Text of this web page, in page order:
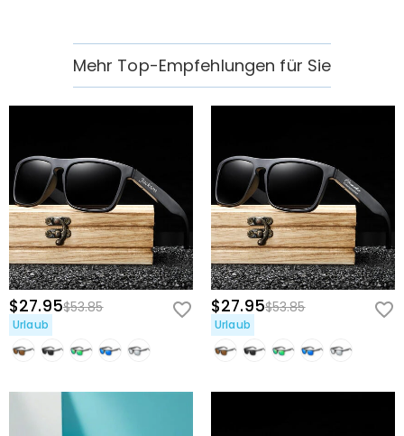
Mehr Top-Empfehlungen für Sie
$27.95$53.85
Urlaub
$27.95$53.85
Urlaub